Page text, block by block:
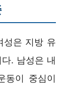
성은 지방 유
. 남성은 내
동이 중심이